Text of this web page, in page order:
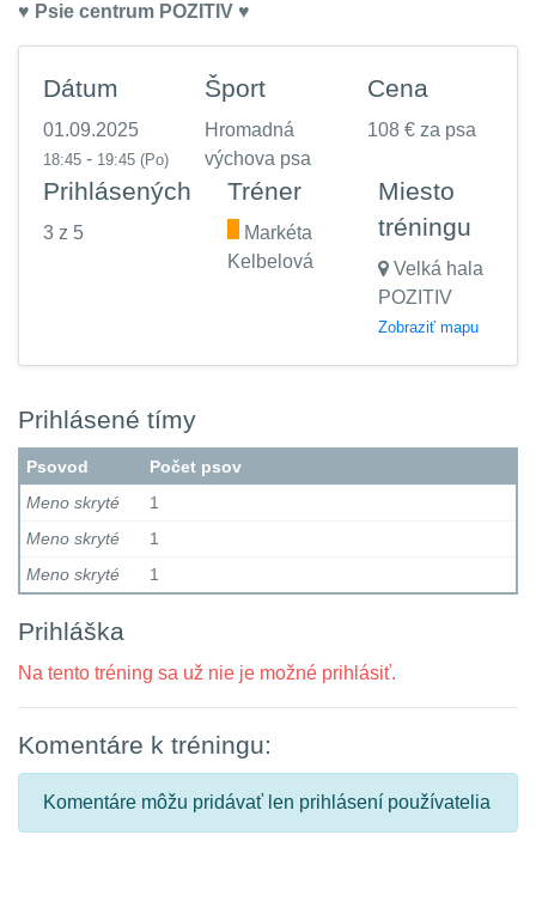
♥️ Psie centrum POZITIV ♥️
Dátum
01.09.2025
18:45 - 19:45 (Po)
Šport
Hromadná
výchova psa
Cena
108 € za psa
Prihlásených
3 z 5
Tréner
Markéta
Kelbelová
Miesto
tréningu
Velká hala
POZITIV
Zobraziť mapu
Prihlásené tímy
Psovod
Počet psov
Meno skryté
1
Meno skryté
1
Meno skryté
1
Prihláška
Na tento tréning sa už nie je možné prihlásiť.
Komentáre k tréningu:
Komentáre môžu pridávať len prihlásení používatelia